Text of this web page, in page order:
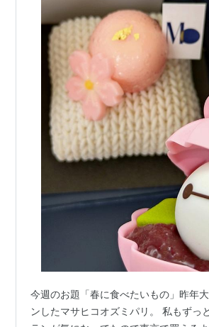
今週のお題「春に食べたいもの」昨年
ンしたマサヒコオズミパリ。 私もずっ